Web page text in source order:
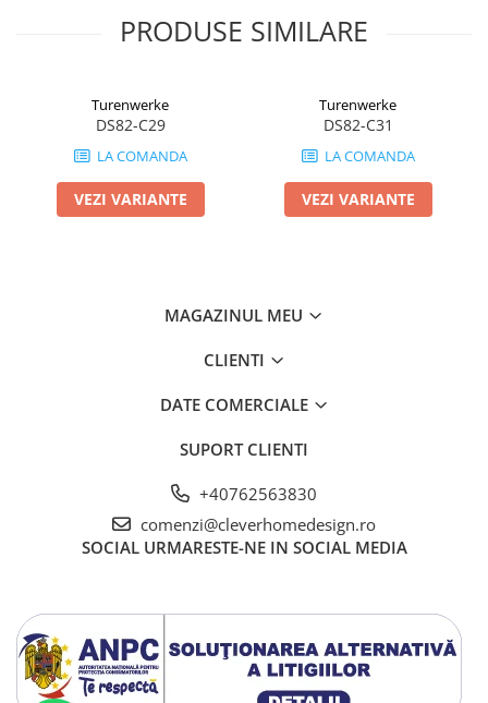
PRODUSE SIMILARE
Turenwerke
DS82-C29
LA COMANDA
VEZI VARIANTE
Turenwerke
DS82-C31
LA COMANDA
VEZI VARIANTE
MAGAZINUL MEU
CLIENTI
DATE COMERCIALE
SUPORT CLIENTI
+40762563830
comenzi@cleverhomedesign.ro
SOCIAL URMARESTE-NE IN SOCIAL MEDIA